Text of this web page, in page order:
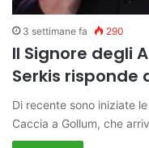
3 settimane fa 290
Il Signore degli
Serkis risponde
Di recente sono iniziate
Caccia a Gollum, che